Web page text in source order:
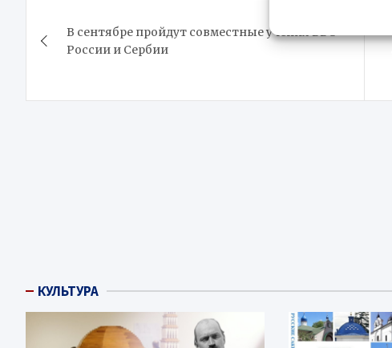
по
В сентябре пройдут совместные учения ВВС
России и Сербии
КУЛЬТУРА